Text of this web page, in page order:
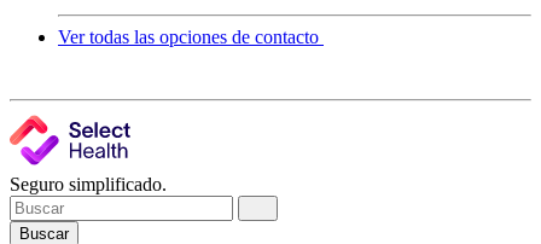
Ver todas las opciones de contacto
Seguro simplificado.
Buscar